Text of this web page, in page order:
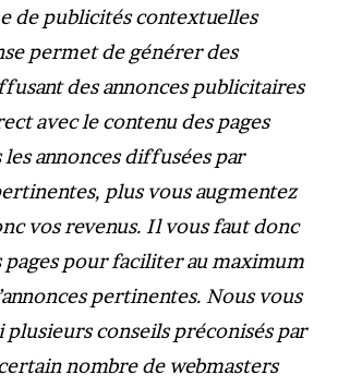
de publicités contextuelles
permet de générer des
des annonces publicitaires
avec le contenu des pages
les annonces diffusées par
plus vous augmentez
vos revenus. Il vous faut donc
pour faciliter au maximum
pertinentes. Nous vous
plusieurs conseils préconisés par
nombre de webmasters